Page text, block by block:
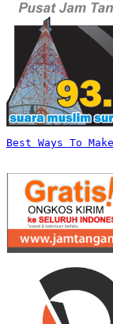
Best Ways To